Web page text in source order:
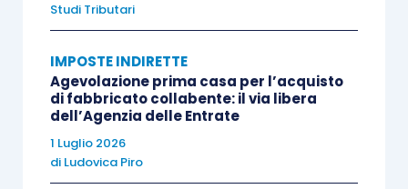
Commissione Tributaria Provinciale di Grosseto
ha sollevato laquestione di legittimità
costituzionale, rinvenendo una disparità di
trattamento fiscale in ragione della modalità di
acquisto dell’immobile.
Studi Tributari
IMPOSTE INDIRETTE
Agevolazione prima casa per l’acquisto
di fabbricato collabente: il via libera
dell’Agenzia delle Entrate
1 Luglio 2026
di Ludovica Piro